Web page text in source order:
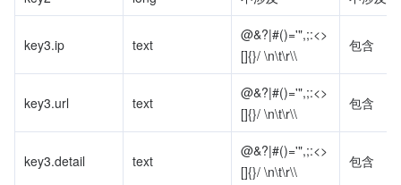
key3.ip text
@&?|#()='",;:<>
[]{}/ \n\t\r\\
包含
key3.url text
@&?|#()='",;:<>
[]{}/ \n\t\r\\
包含
key3.detail text
@&?|#()='",;:<>
[]{}/ \n\t\r\\
包含